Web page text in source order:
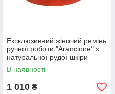
Ексклюзивний жіночий ремінь
ручної роботи "Arancione" з
натуральної рудої шкіри
В наявності
1 010 ₴